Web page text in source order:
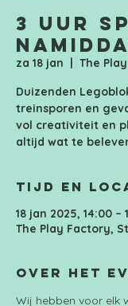
3 uur
za 18 jan
  |
The
Duizenden
treinsporen en
vol creativiteit en
altijd wat te
Tijd en
18 jan 2025, 14:00 –
The Play Factory,
Over het
Wij hebben voor elk